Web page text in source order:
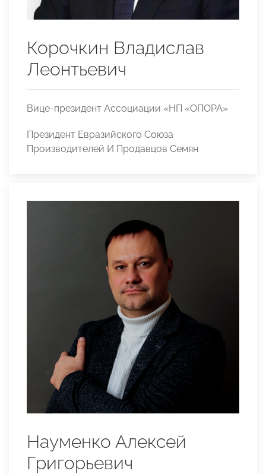
Корочкин Владислав
Леонтьевич
Вице-президент Ассоциации «НП «ОПОРА»
Президент Евразийского Союза
Производителей И Продавцов Семян
Науменко Алексей
Григорьевич